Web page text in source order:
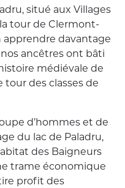
situé aux Villages
la tour de Clermont-
apprendre davantage
ancêtres ont bâti
médiévale de
tour des classes de
d’hommes et de
du lac de Paladru,
des Baigneurs
trame économique
profit des